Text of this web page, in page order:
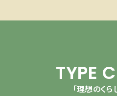
TYPE
「理想のくら